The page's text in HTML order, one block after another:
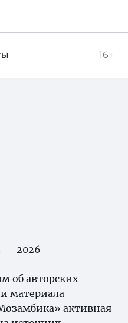
16+
— 2026
об авторских
материала
активная